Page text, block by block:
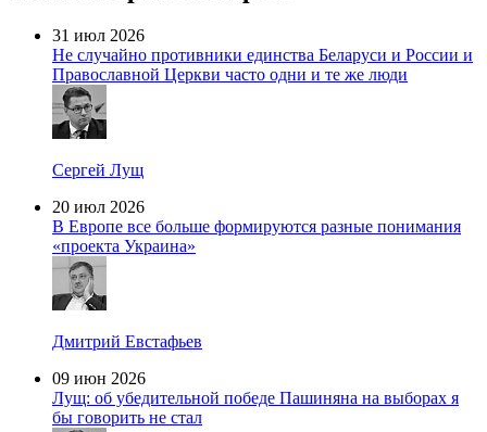
31 июл 2026
Не случайно противники единства Беларуси и России и
Православной Церкви часто одни и те же люди
Сергей Лущ
20 июл 2026
В Европе все больше формируются разные понимания
«проекта Украина»
Дмитрий Евстафьев
09 июн 2026
Лущ: об убедительной победе Пашиняна на выборах я
бы говорить не стал